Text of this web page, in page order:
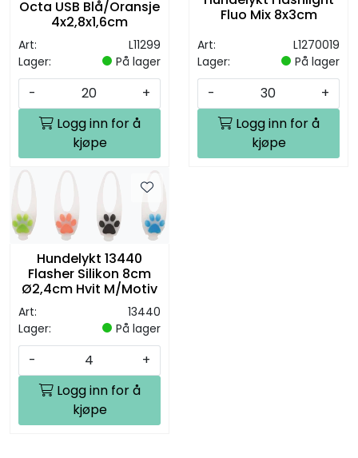
Octa USB Blå/Oransje
4x2,8x1,6cm
Art:
L11299
Lager:
På lager
-
+
Logg inn for å
kjøpe
Fluo Mix 8x3cm
Art:
L1270019
Lager:
På lager
-
+
Logg inn for å
kjøpe
Hundelykt 13440
Flasher Silikon 8cm
Ø2,4cm Hvit M/Motiv
Art:
13440
Lager:
På lager
-
+
Logg inn for å
kjøpe